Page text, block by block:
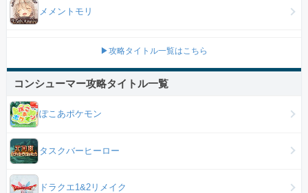
メメントモリ
▶攻略タイトル一覧はこちら
コンシューマー攻略タイトル一覧
ぽこあポケモン
タスクバーヒーロー
ドラクエ1&2リメイク